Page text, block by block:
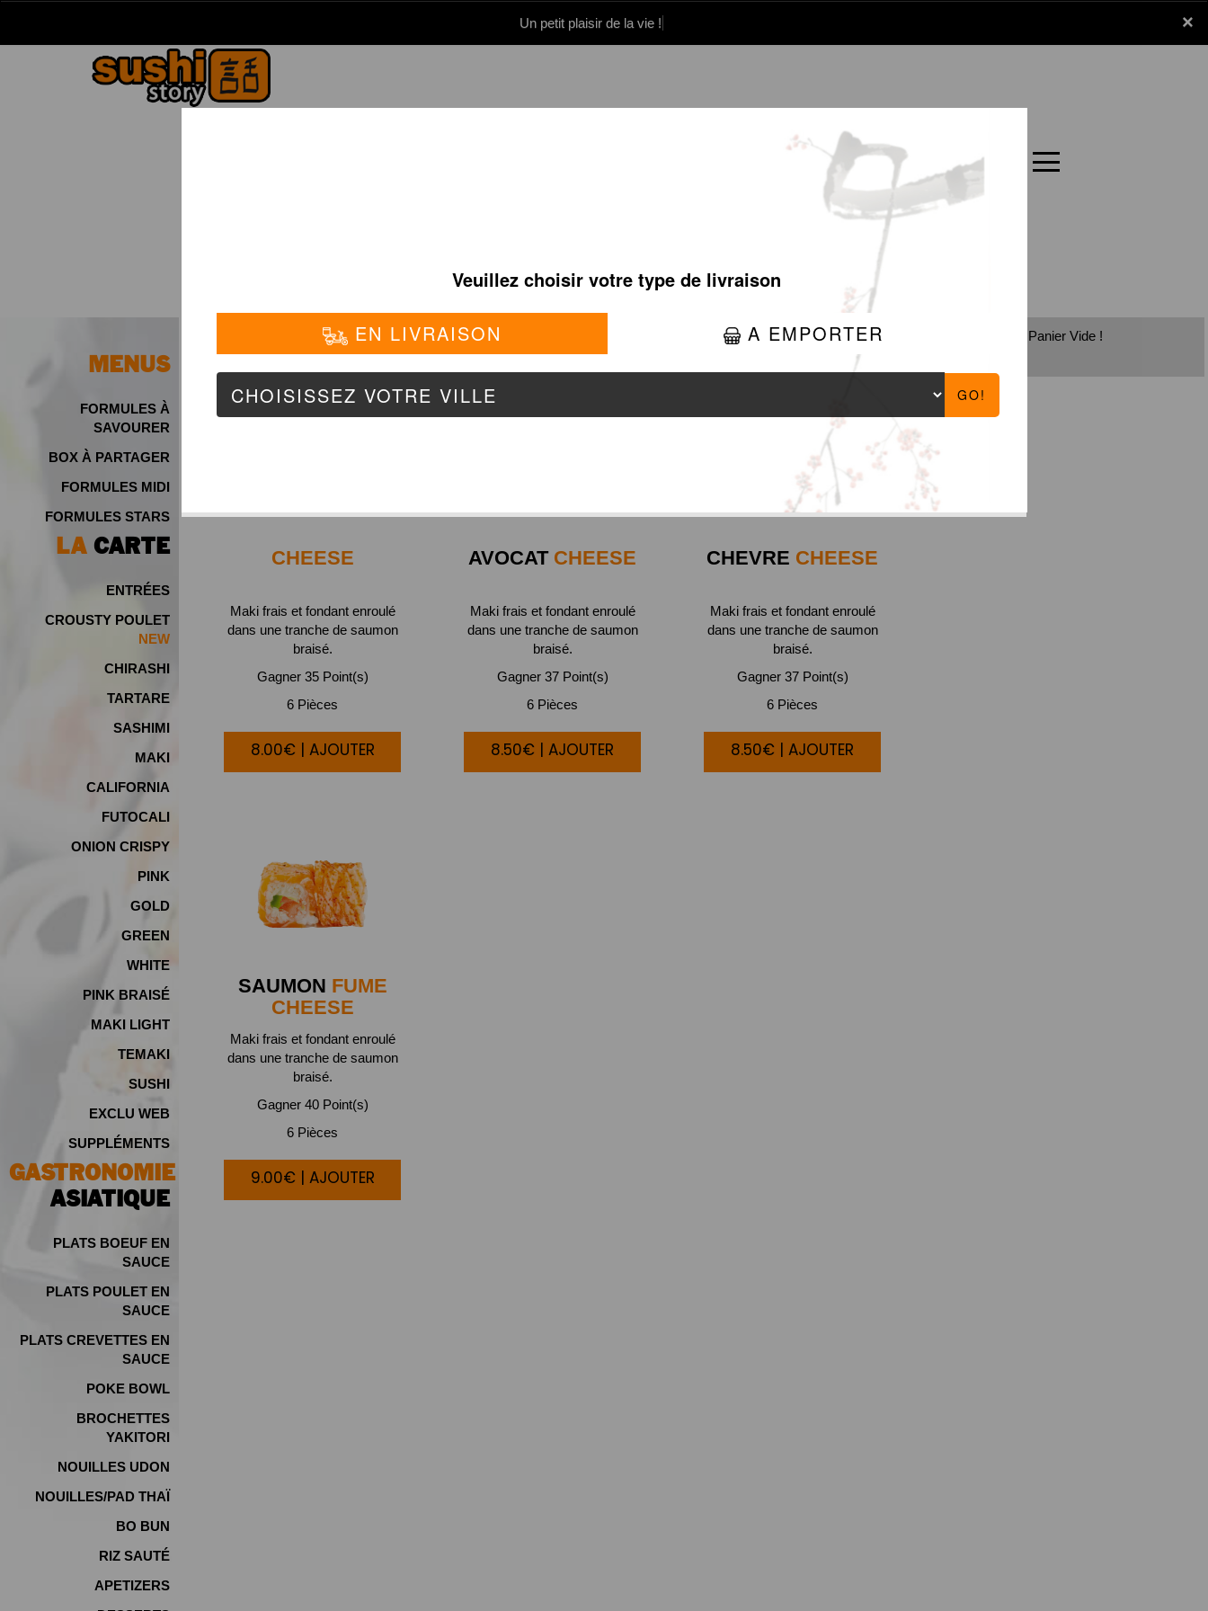
×
Un petit plaisir de la vie !
Panier Carte
x
MENUS
FORMULES À
SAVOURER
BOX À PARTAGER
FORMULES MIDI
FORMULES STARS
LA CARTE
ENTRÉES
CROUSTY POULET
NEW
CHIRASHI
TARTARE
SASHIMI
MAKI
CALIFORNIA
FUTOCALI
ONION CRISPY
PINK
GOLD
GREEN
WHITE
PINK BRAISÉ
MAKI LIGHT
TEMAKI
SUSHI
EXCLU WEB
SUPPLÉMENTS
GASTRONOMIE
ASIATIQUE
PLATS BOEUF EN
SAUCE
PLATS POULET EN
SAUCE
PLATS CREVETTES EN
SAUCE
POKE BOWL
BROCHETTES
YAKITORI
NOUILLES UDON
NOUILLES/PAD THAÏ
BO BUN
RIZ SAUTÉ
APETIZERS
PINK BRAISÉ
CHEESE
Maki frais et fondant enroulé
dans une tranche de saumon
braisé.
Gagner 35 Point(s)
6 Pièces
8.00€ | AJOUTER
AVOCATCHEESE
Maki frais et fondant enroulé
dans une tranche de saumon
braisé.
Gagner 37 Point(s)
6 Pièces
8.50€ | AJOUTER
CHEVRE CHEESE
Maki frais et fondant enroulé
dans une tranche de saumon
braisé.
Gagner 37 Point(s)
6 Pièces
8.50€ | AJOUTER
SAUMON FUME
CHEESE
Maki frais et fondant enroulé
dans une tranche de saumon
braisé.
Gagner 40 Point(s)
6 Pièces
9.00€ | AJOUTER
Panier Vide !